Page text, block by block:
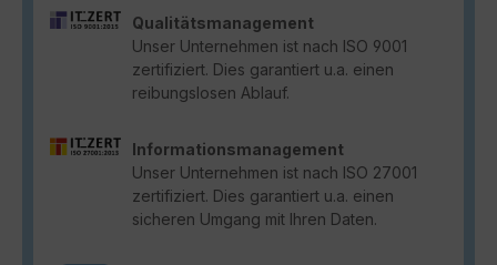
Qualitätsmanagement
Unser Unternehmen ist nach ISO 9001
zertifiziert. Dies garantiert u.a. einen
reibungslosen Ablauf.
Informationsmanagement
Unser Unternehmen ist nach ISO 27001
zertifiziert. Dies garantiert u.a. einen
sicheren Umgang mit Ihren Daten.